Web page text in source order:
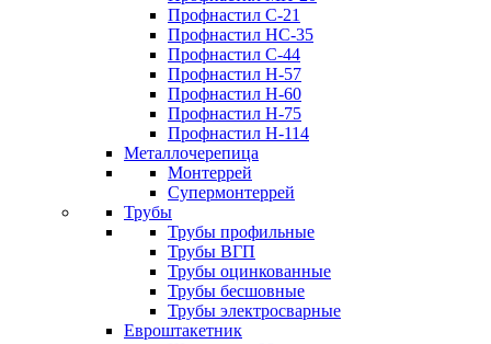
Профнастил С-21
Профнастил НС-35
Профнастил С-44
Профнастил Н-57
Профнастил Н-60
Профнастил Н-75
Профнастил Н-114
Металлочерепица
Монтеррей
Супермонтеррей
Трубы
Трубы профильные
Трубы ВГП
Трубы оцинкованные
Трубы бесшовные
Трубы электросварные
Евроштакетник